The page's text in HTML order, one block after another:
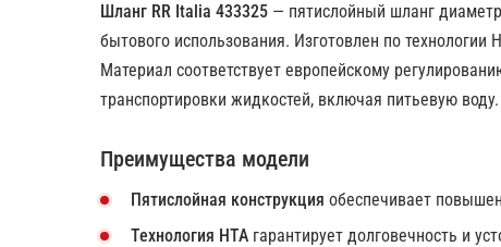
Шланг RR Italia 433325 — пятислойный шланг
бытового использования. Изготовлен по
Материал соответствует европейскому
транспортировки жидкостей, включая питьевую воду.
Преимущества модели
Пятислойная конструкция обеспечивает
Технология HTA гарантирует долговечность и